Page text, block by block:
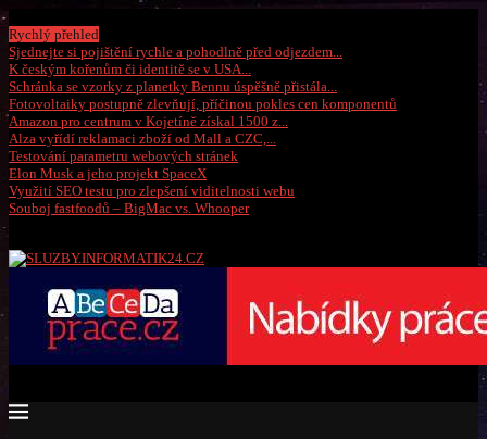
Rychlý přehled
Sjednejte si pojištění rychle a pohodlně před odjezdem...
K českým kořenům či identitě se v USA...
Schránka se vzorky z planetky Bennu úspěšně přistála...
Fotovoltaiky postupně zlevňují, příčinou pokles cen komponentů
Amazon pro centrum v Kojetíně získal 1500 z...
Alza vyřídí reklamaci zboží od Mall a CZC,...
Testování parametru webových stránek
Elon Musk a jeho projekt SpaceX
Využití SEO testu pro zlepšení viditelnosti webu
Souboj fastfoodů – BigMac vs. Whooper